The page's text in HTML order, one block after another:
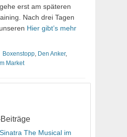
erst am späteren
Nach drei Tagen
Hier gibt’s mehr
Boxenstopp, Den Anker,
Market
The Musical im